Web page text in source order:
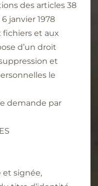
des articles 38
janvier 1978
fichiers et aux
d’un droit
et
le
demande par
et signée,